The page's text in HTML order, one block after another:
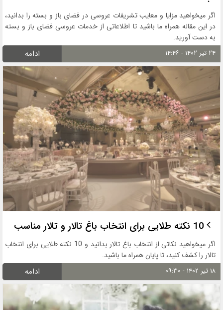
اگر میخواهید مزایا و معایب تشریفات عروسی در فضای باز و بسته را بدانید،
در این مقاله همراه ما باشید تا اطلاعاتی از خدمات عروسی فضای باز و بسته
به دست آورید.
۲۴ تیر ۱۴۰۲ - ۱۴:۴۶ ادامه
10 نکته طلایی برای انتخاب باغ تالار و تالار مناسب
اگر میخواهید نکاتی از انتخاب باغ تالار بدانید و 10 نکته طلایی برای انتخاب
تالار را کشف کنید، تا پایان همراه ما باشید.
۱۸ تیر ۱۴۰۲ - ۰۹:۳۰ ادامه